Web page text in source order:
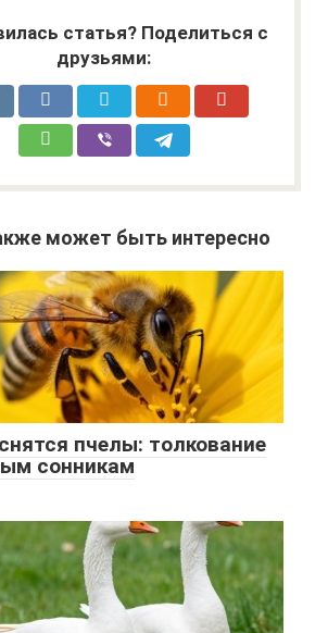
статья? Поделиться с
друзьями:
может быть интересно
пчелы: толкование
сонникам